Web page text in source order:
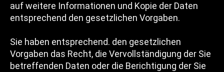
auf weitere Informationen und Kopie der Daten
entsprechend den gesetzlichen Vorgaben.
Sie haben entsprechend. den gesetzlichen
Vorgaben das Recht, die Vervollständigung der Sie
betreffenden Daten oder die Berichtigung der Sie